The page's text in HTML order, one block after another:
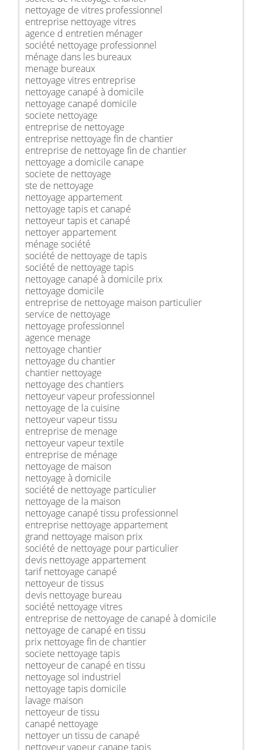
nettoyage de vitres professionnel
entreprise nettoyage vitres
agence d entretien ménager
société nettoyage professionnel
ménage dans les bureaux
menage bureaux
nettoyage vitres entreprise
nettoyage canapé à domicile
nettoyage canapé domicile
societe nettoyage
entreprise de nettoyage
entreprise nettoyage fin de chantier
entreprise de nettoyage fin de chantier
nettoyage a domicile canape
societe de nettoyage
ste de nettoyage
nettoyage appartement
nettoyage tapis et canapé
nettoyeur tapis et canapé
nettoyer appartement
ménage société
société de nettoyage de tapis
société de nettoyage tapis
nettoyage canapé à domicile prix
nettoyage domicile
entreprise de nettoyage maison particulier
service de nettoyage
nettoyage professionnel
agence menage
nettoyage chantier
nettoyage du chantier
chantier nettoyage
nettoyage des chantiers
nettoyeur vapeur professionnel
nettoyage de la cuisine
nettoyeur vapeur tissu
entreprise de menage
nettoyeur vapeur textile
entreprise de ménage
nettoyage de maison
nettoyage à domicile
société de nettoyage particulier
nettoyage de la maison
nettoyage canapé tissu professionnel
entreprise nettoyage appartement
grand nettoyage maison prix
société de nettoyage pour particulier
devis nettoyage appartement
tarif nettoyage canapé
nettoyeur de tissus
devis nettoyage bureau
société nettoyage vitres
entreprise de nettoyage de canapé à domicile
nettoyage de canapé en tissu
prix nettoyage fin de chantier
societe nettoyage tapis
nettoyeur de canapé en tissu
nettoyage sol industriel
nettoyage tapis domicile
lavage maison
nettoyeur de tissu
canapé nettoyage
nettoyer un tissu de canapé
nettoyeur vapeur canape tapis